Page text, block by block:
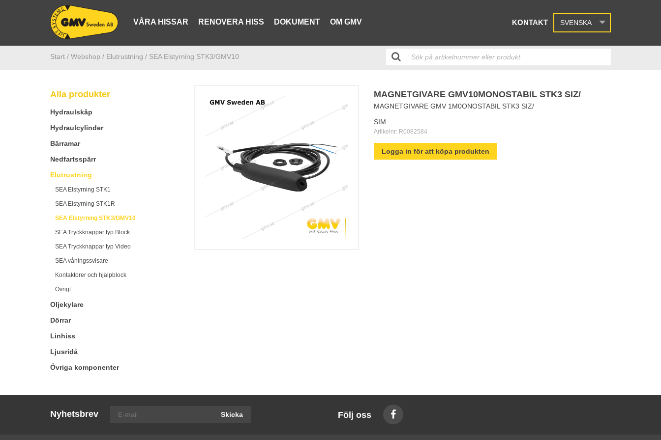
VÅRA HISSAR RENOVERA HISS DOKUMENT OM GMV KONTAKT SVENSKA
Start / Webshop / Elutrustning / SEA Elstyrning STK3/GMV10
Alla produkter
Hydraulskåp
Hydraulcylinder
Bärramar
Nedfartsspärr
Elutrustning
SEA Elstyrning STK1
SEA Elstyrning STK1R
SEA Elstyrning STK3/GMV10
SEA Tryckknappar typ Block
SEA Tryckknappar typ Video
SEA våningssvisare
Kontaktorer och hjälpblock
Övrigt
Oljekylare
Dörrar
Linhiss
Ljusridå
Övriga komponenter
MAGNETGIVARE GMV10MONOSTABIL STK3 SIZ/
MAGNETGIVARE GMV 1M0ONOSTABIL STK3 SIZ/
SIM
Artikelnr: R0082584
Logga in för att köpa produkten
Nyhetsbrev Skicka Följ oss